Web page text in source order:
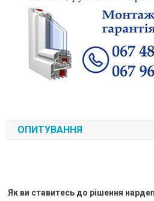
ОПИТУВАННЯ
Як ви ставитесь до рішення